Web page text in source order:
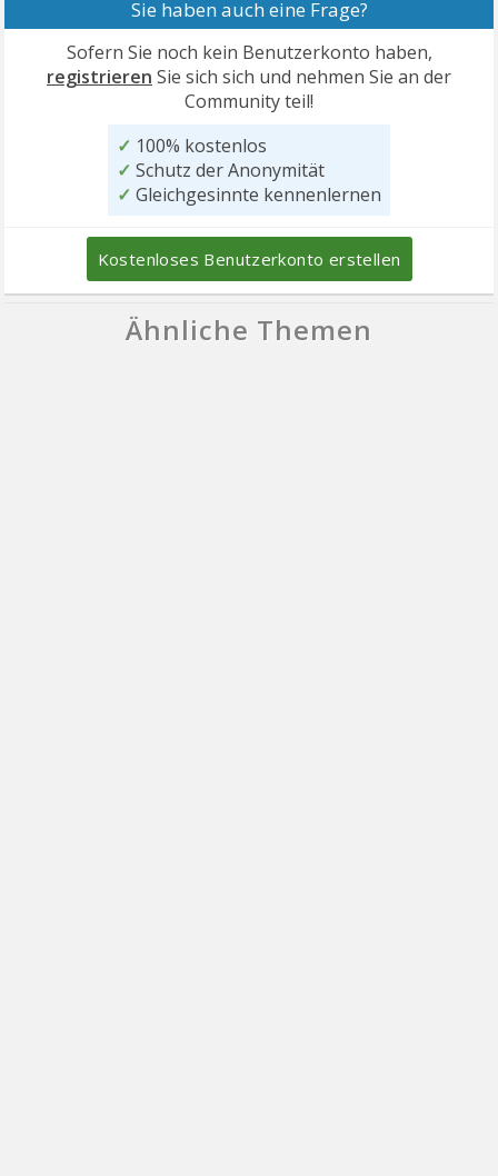
Sie haben auch eine Frage?
Sofern Sie noch kein Benutzerkonto haben,
registrieren Sie sich sich und nehmen Sie an der
Community teil!
✓ 100% kostenlos
✓ Schutz der Anonymität
✓ Gleichgesinnte kennenlernen
Kostenloses Benutzerkonto erstellen
Ähnliche Themen